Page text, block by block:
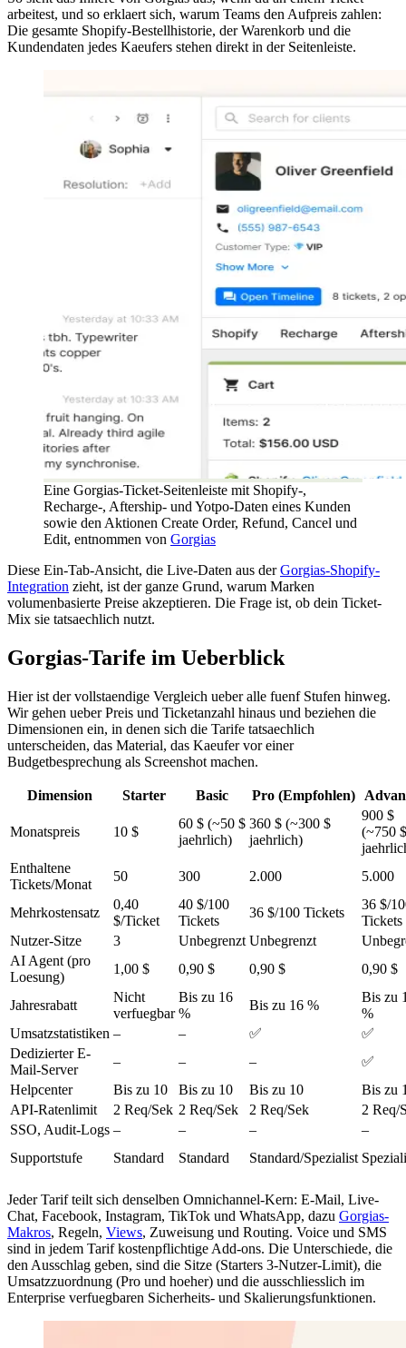
arbeitest, und so erklaert sich, warum Teams den Aufpreis zahlen:
Die gesamte Shopify-Bestellhistorie, der Warenkorb und die
Kundendaten jedes Kaeufers stehen direkt in der Seitenleiste.
Eine Gorgias-Ticket-Seitenleiste mit Shopify-,
Recharge-, Aftership- und Yotpo-Daten eines Kunden
sowie den Aktionen Create Order, Refund, Cancel und
Edit, entnommen von Gorgias
Diese Ein-Tab-Ansicht, die Live-Daten aus derGorgias-Shopify-
Integration zieht, ist der ganze Grund, warum Marken
volumenbasierte Preise akzeptieren. Die Frage ist, ob dein Ticket-
Mix sie tatsaechlich nutzt.
Gorgias-Tarife im Ueberblick
Hier ist der vollstaendige Vergleich ueber alle fuenf Stufen hinweg.
Wir gehen ueber Preis und Ticketanzahl hinaus und beziehen die
Dimensionen ein, in denen sich die Tarife tatsaechlich
unterscheiden, das Material, das Kaeufer vor einer
Budgetbesprechung als Screenshot machen.
Dimension Starter Basic Pro (Empfohlen)
Monatspreis 10 $
60 $ (~50 $
jaehrlich)
360 $ (~300 $
jaehrlich)
900 $
(~750 $
Enthaltene
Tickets/Monat
50 300 2.000 5.000
Mehrkostensatz
0,40
$/Ticket
40 $/100
Tickets
36 $/100 Tickets
36 $/
Tickets
Nutzer-Sitze
3 Unbegrenzt Unbegrenzt
AI Agent (pro
Loesung)
1,00 $ 0,90 $ 0,90 $ 0,90 $
Jahresrabatt
Nicht
verfuegbar
Bis zu 16
%
Bis zu 16 %
Bis zu
%
Umsatzstatistiken – – ✅
✅
Dedizierter E-
Mail-Server
– – –
✅
Helpcenter
Bis zu 10 Bis zu 10 Bis zu 10
Bis zu
API-Ratenlimit
2 Req/Sek 2 Req/Sek 2 Req/Sek
2 Req/
SSO, Audit-Logs – – –
–
Supportstufe
Standard Standard Standard/Spezialist
Jeder Tarif teilt sich denselben Omnichannel-Kern: E-Mail, Live-
Chat, Facebook, Instagram, TikTok und WhatsApp, dazu Gorgias-
Makros, Regeln, Views, Zuweisung und Routing. Voice und SMS
sind in jedem Tarif kostenpflichtige Add-ons. Die Unterschiede, die
den Ausschlag geben, sind die Sitze (Starters 3-Nutzer-Limit), die
Umsatzzuordnung (Pro und hoeher) und die ausschliesslich im
Enterprise verfuegbaren Sicherheits- und Skalierungsfunktionen.